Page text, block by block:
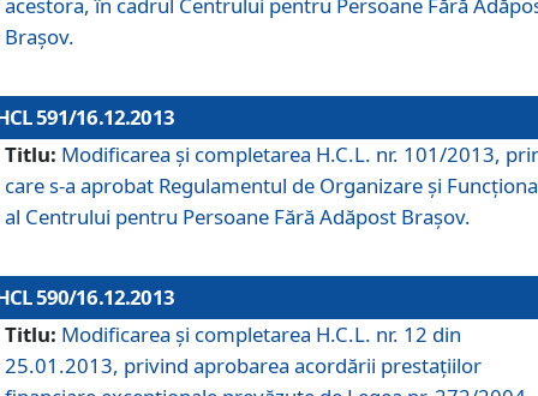
acestora, în cadrul Centrului pentru Persoane Fără
Braşov.
591/16.12.2013
Titlu: Modificarea şi completarea H.C.L. nr. 101/2013,
care s-a aprobat Regulamentul de Organizare şi
al Centrului pentru Persoane Fără Adăpost Braşov.
590/16.12.2013
Titlu: Modificarea şi completarea H.C.L. nr. 12 din
25.01.2013, privind aprobarea acordării prestaţiilor